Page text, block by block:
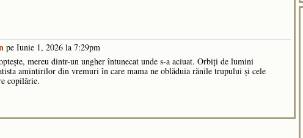
pe Iunie 1, 2026 la 7:29pm
mereu dintr-un ungher întunecat unde s-a aciuat. Orbiți de lumini
amintirilor din vremuri în care mama ne oblăduia rănile trupului și cele
copilărie.